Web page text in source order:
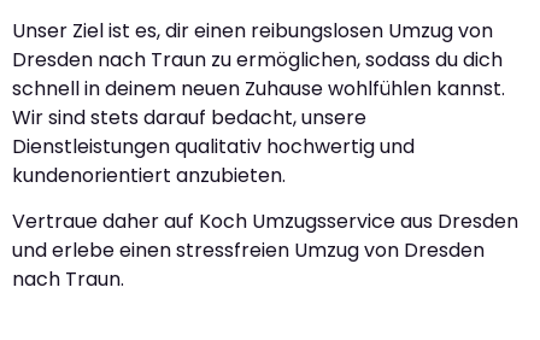
Unser Ziel ist es, dir einen reibungslosen Umzug von
Dresden nach Traun zu ermöglichen, sodass du dich
schnell in deinem neuen Zuhause wohlfühlen kannst.
Wir sind stets darauf bedacht, unsere
Dienstleistungen qualitativ hochwertig und
kundenorientiert anzubieten.
Vertraue daher auf Koch Umzugsservice aus Dresden
und erlebe einen stressfreien Umzug von Dresden
nach Traun.